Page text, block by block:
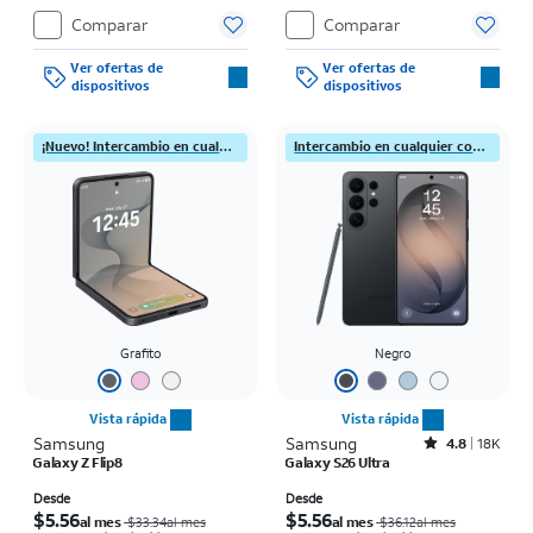
el precio de venta normal se paga al
momento de la compra. Existen
restricciones.
Comparar
Ver ofertas de
dispositivos
el precio de venta normal se paga al
momento de la compra. Existen
restricciones.
Comparar
Ver ofertas de
dispositivos
¡Nuevo! Intercambio en cualquier condición
Grafito
Vista rápida
Samsung
Galaxy Z Flip8
Desde
$5.56al mes$33.34al mes
Intercambio en cualquier condición
Negro
Vista rápida
Samsung Rated4.8out of 5 stars with18177reviews
4.8 18K
Galaxy S26 Ultra
Desde
$5.56al mes$36.12al mes